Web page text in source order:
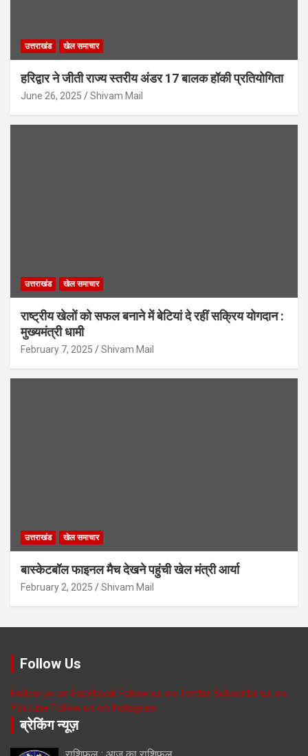
उत्तराखंड खेल समाचार
हरिद्वार ने जीती राज्य स्तरीय अंडर 17 बालक हॉकी प्रतियोगिता
June 26, 2025 Shivam Mail
उत्तराखंड खेल समाचार
राष्ट्रीय खेलों को सफल बनाने में बेटियां दे रहीं सक्रिय योगदान :
मुख्यमंत्री धामी
February 7, 2025 Shivam Mail
उत्तराखंड खेल समाचार
बास्केटबॉल फाइनल मैच देखने पहुंची खेल मंत्री आर्या
February 2, 2025 Shivam Mail
Follow Us
Follow us on Facebook Follow us on Twitter Subscribe us on
Youtube Follow us on Instagram
ब्रेकिंग न्यूज़